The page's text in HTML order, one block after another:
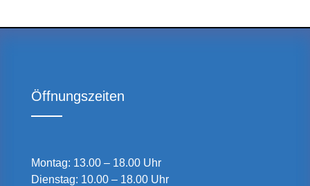
Öffnungszeiten
Montag: 13.00 – 18.00 Uhr
Dienstag: 10.00 – 18.00 Uhr